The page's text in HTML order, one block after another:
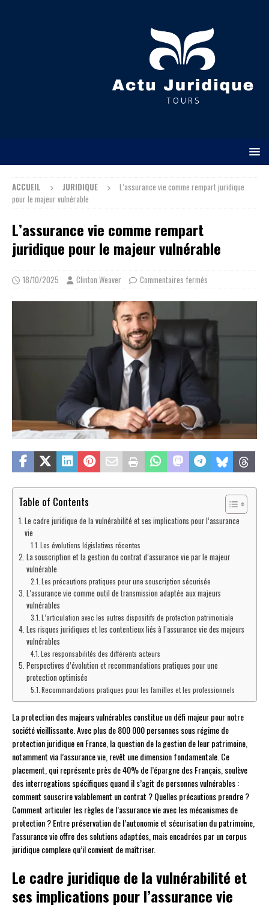
ACCUEIL JURIDIQUE
L’assurance vie comme rempart juridique
pour le majeur vulnérable
L’assurance vie comme rempart
juridique pour le majeur vulnérable
18/10/2025 Clinton Weaver Commentaires fermés
Table of Contents
Le cadre juridique de la vulnérabilité et ses implications pour l’assurance
vie
Les évolutions législatives récentes
La souscription et la gestion du contrat d’assurance vie par le majeur
vulnérable
Les précautions pratiques pour une souscription sécurisée
L’assurance vie comme outil de transmission adaptée aux majeurs
vulnérables
L’articulation avec les autres dispositifs de protection patrimoniale
Les risques juridiques et les contentieux liés à l’assurance vie des majeurs
vulnérables
Les responsabilités des différents acteurs
Perspectives d’évolution et recommandations pratiques pour une
protection optimisée
Recommandations pratiques pour les familles et les professionnels
La protection des majeurs vulnérables constitue un défi majeur pour notre
société vieillissante. Avec plus de 800 000 personnes sous régime de
protection juridique en France, la question de la gestion de leur patrimoine,
notamment via l’assurance vie, revêt une dimension fondamentale. Ce
placement, qui représente près de 40% de l’épargne des Français, soulève
des interrogations spécifiques quand il s’agit de personnes vulnérables :
comment souscrire valablement un contrat ? Quelles précautions prendre ?
Comment articuler les règles de l’assurance vie avec les mécanismes de
protection ? Entre préservation de l’autonomie et sécurisation du patrimoine,
l’assurance vie offre des solutions adaptées, mais encadrées par un corpus
juridique complexe qu’il convient de maîtriser.
Le cadre juridique de la vulnérabilité et
ses implications pour l’assurance vie